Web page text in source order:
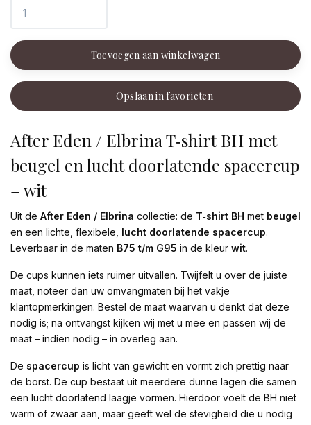
Toevoegen aan winkelwagen
Opslaan in favorieten
After Eden / Elbrina T‑shirt BH met
beugel en lucht doorlatende spacercup
– wit
Uit de After Eden / Elbrina collectie: de T‑shirt BH met beugel
en een lichte, flexibele, lucht doorlatende spacercup.
Leverbaar in de maten B75 t/m G95 in de kleur wit.
De cups kunnen iets ruimer uitvallen. Twijfelt u over de juiste
maat, noteer dan uw omvangmaten bij het vakje
klantopmerkingen. Bestel de maat waarvan u denkt dat deze
nodig is; na ontvangst kijken wij met u mee en passen wij de
maat – indien nodig – in overleg aan.
De spacercup is licht van gewicht en vormt zich prettig naar
de borst. De cup bestaat uit meerdere dunne lagen die samen
een lucht doorlatend laagje vormen. Hierdoor voelt de BH niet
warm of zwaar aan, maar geeft wel de stevigheid die u nodig